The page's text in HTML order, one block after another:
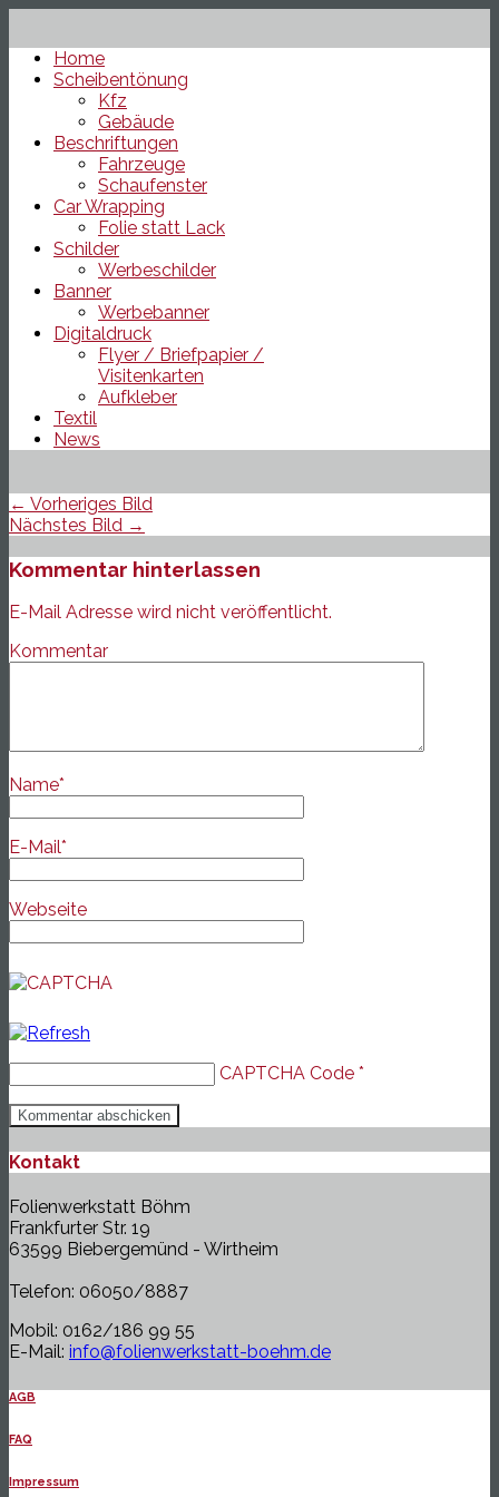
Home
Scheibentönung
Kfz
Gebäude
Beschriftungen
Fahrzeuge
Schaufenster
Car Wrapping
Folie statt Lack
Schilder
Werbeschilder
Banner
Werbebanner
Digitaldruck
Flyer / Briefpapier /
Visitenkarten
Aufkleber
Textil
News
← Vorheriges Bild
Nächstes Bild →
Kommentar hinterlassen
E-Mail Adresse wird nicht veröffentlicht.
Kommentar
Name*
E-Mail*
Webseite
CAPTCHA Code *
Kontakt
Folienwerkstatt Böhm
Frankfurter Str. 19
63599 Biebergemünd - Wirtheim
Telefon: 06050/8887
Mobil: 0162/186 99 55
E-Mail: info@folienwerkstatt-boehm.de
AGB
FAQ
Impressum